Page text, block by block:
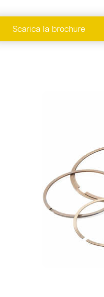
Scarica la brochure